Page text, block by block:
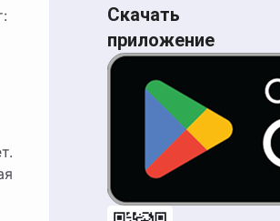
Скачать
приложение